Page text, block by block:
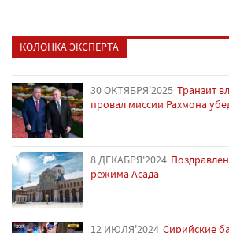
КОЛОНКА ЭКСПЕРТА
30 ОКТЯБРЯ'2025 Транзит
провал миссии Рахмона
8 ДЕКАБРЯ'2024
режима Асада
12 ИЮЛЯ'2024 Сирийские